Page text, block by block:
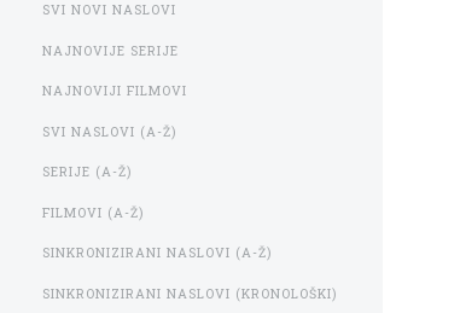
SVI NOVI NASLOVI
NAJNOVIJE SERIJE
NAJNOVIJI FILMOVI
SVI NASLOVI (A-Ž)
SERIJE (A-Ž)
FILMOVI (A-Ž)
SINKRONIZIRANI NASLOVI (A-Ž)
SINKRONIZIRANI NASLOVI (KRONOLOŠKI)